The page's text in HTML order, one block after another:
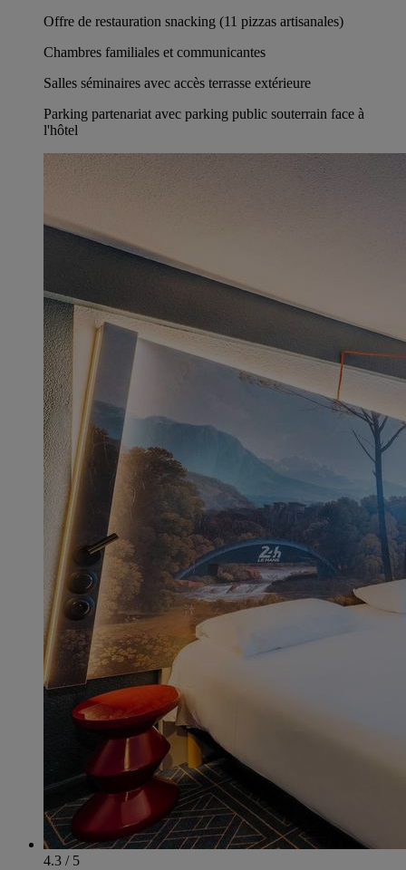
Offre de restauration snacking (11 pizzas artisanales)
Chambres familiales et communicantes
Salles séminaires avec accès terrasse extérieure
Parking partenariat avec parking public souterrain face à
l'hôtel
4.3 / 5